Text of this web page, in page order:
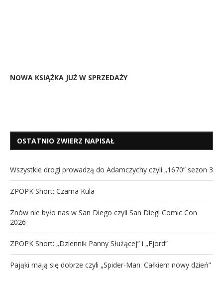
NOWA KSIĄŻKA JUŻ W SPRZEDAŻY
OSTATNIO ZWIERZ NAPISAŁ
Wszystkie drogi prowadzą do Adamczychy czyli „1670” sezon 3
ZPOPK Short: Czarna Kula
Znów nie było nas w San Diego czyli San Diegi Comic Con
2026
ZPOPK Short: „Dziennik Panny Służącej” i „Fjord”
Pająki mają się dobrze czyli „Spider-Man: Całkiem nowy dzień”